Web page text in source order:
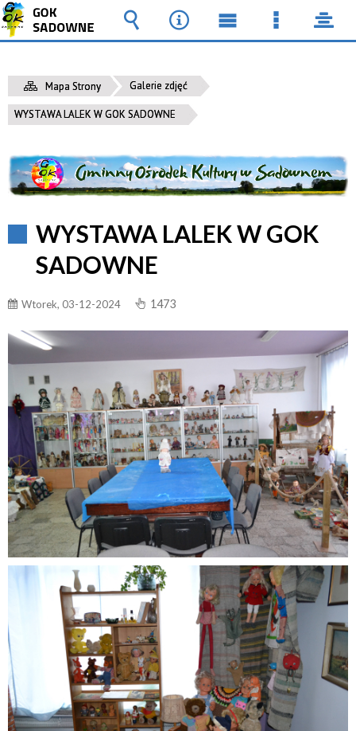
Mapa Strony Galerie zdjęć
WYSTAWA LALEK W GOK SADOWNE
WYSTAWA LALEK W GOK
SADOWNE
Wtorek, 03-12-2024 1473
Wyszukiwarka
Narzędzia
MenuMenu